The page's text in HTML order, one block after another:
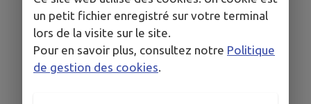
un petit fichier enregistré sur votre terminal
lors de la visite sur le site.
Pour en savoir plus, consultez notre Politique
de gestion des cookies.